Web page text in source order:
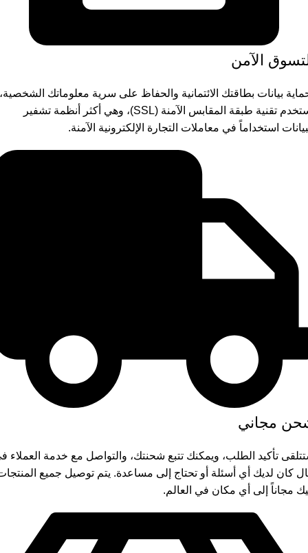
الآمن
بيانات بطاقتك الائتمانية والحفاظ على سرية معلوماتك الشخصية،
نستخدم تقنية طبقة المقابس الآمنة (SSL)، وهي أكثر أنظمة تشفير
استخداماً في معاملات التجارة الإلكترونية الآمنة.
مجاني
تأكيد الطلب، ويمكنك تتبع شحنتك، والتواصل مع خدمة العملاء
كان لديك أي أسئلة أو تحتاج إلى مساعدة. يتم توصيل جميع
مجاناً إلى أي مكان في العالم.